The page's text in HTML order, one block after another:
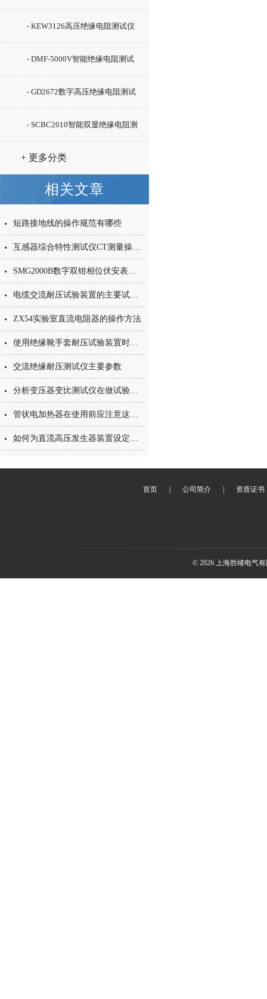
- KEW3126高压绝缘电阻测试仪
- DMF-5000V智能绝缘电阻测试
仪
- GD2672数字高压绝缘电阻测试
仪
- SCBC2010智能双显绝缘电阻测
试仪
+ 更多分类
相关文章
短路接地线的操作规范有哪些
互感器综合特性测试仪CT测量操作方法介绍
SMG2000B数字双钳相位伏安表工作误差
电缆交流耐压试验装置的主要试验项目
ZX54实验室直流电阻器的操作方法
使用绝缘靴手套耐压试验装置时的注意事项有哪些？
交流绝缘耐压测试仪主要参数
分析变压器变比测试仪在做试验时的注意事项有哪些？
管状电加热器在使用前应注意这些事项！
如何为直流高压发生器装置设定试验电压？
首页 公司简介 资质证书
© 2026 上海胜绪电气